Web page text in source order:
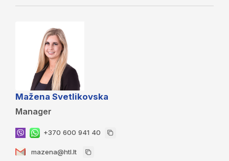
Mažena Svetlikovska
Manager
+370 600 941 40
mazena@htl.lt